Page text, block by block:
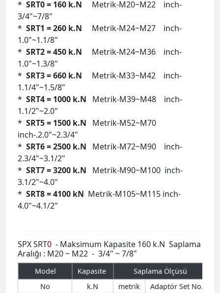
* SRT3 = 660 k.N
Metrik-M33~M42 inch-
1.1/4"~1.5/8"
* SRT4 = 1000 k.N
Metrik-M39~M48 inch-
1.1/2"~2.0"
* SRT5 = 1500 k.N
Metrik-M52~M70
inch-.2.0"~2.3/4"
* SRT6 = 2500 k.N
Metrik-M72~M90 inch-
2.3/4"~3.1/2"
* SRT7 = 3200 k.N
Metrik-M90~M100 inch-
3.1/2"~4.0"
* SRT8 = 4100 kN Metrik-M105~M115
4.0"~4.1/2"
SPX SRT0 - Maksimum Kapasite 160 k.N Saplama
Aralığı : M20 ~ M22 - 3/4" ~ 7/8"
Model
SRT0
SRTAS000001
160
M22
SRTAS000008
inch Adaptör No.
3/4" SRTAS000002